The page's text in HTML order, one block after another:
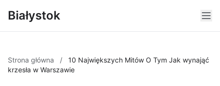
Białystok
Strona główna /
10 Największych Mitów O Tym Jak wynająć
krzesła w Warszawie